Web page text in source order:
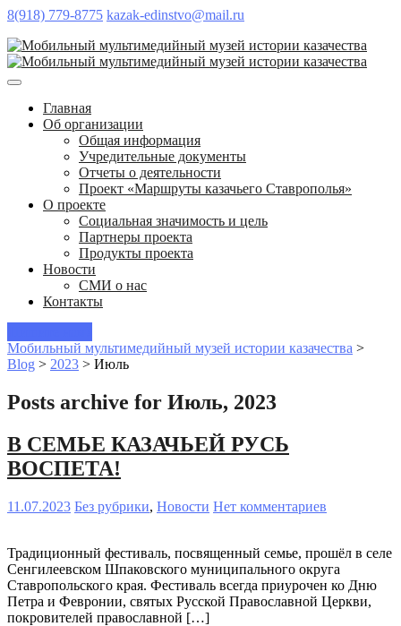
8(918) 779-8775 kazak-edinstvo@mail.ru
Главная
Об организации
Общая информация
Учредительные документы
Отчеты о деятельности
Проект «Маршруты казачьего Ставрополья»
О проекте
Социальная значимость и цель
Партнеры проекта
Продукты проекта
Новости
СМИ о нас
Контакты
Мобильный мультимедийный музей истории казачества >
Blog > 2023 > Июль
Posts archive for Июль, 2023
В СЕМЬЕ КАЗАЧЬЕЙ РУСЬ
ВОСПЕТА!
11.07.2023 Без рубрики, Новости Нет комментариев
Традиционный фестиваль, посвященный семье, прошёл в селе
Сенгилеевском Шпаковского муниципального округа
Ставропольского края. Фестиваль всегда приурочен ко Дню
Петра и Февронии, святых Русской Православной Церкви,
покровителей православной […]